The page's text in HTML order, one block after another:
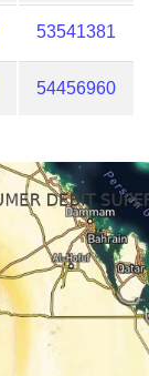
53541381
54456960